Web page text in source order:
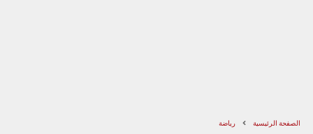
الصفحة الرئيسية رياضة